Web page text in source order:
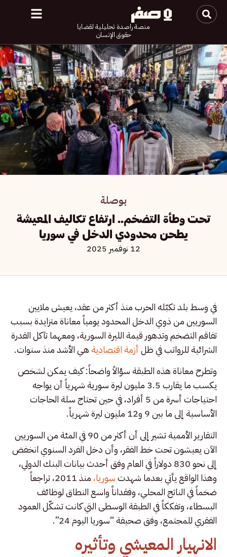
منصة راصدة تحليلية لقضايا
حقوق الإنسان
بوصلة
تحت وطأة التضخم.. ارتفاع تكاليف المعيشة
يطحن محدودي الدخل في سوريا
12 نوفمبر 2025
في وسط بلد تكبّله الحرب منذ أكثر من عقد، يعيش ملايين
السوريين من ذوي الدخل المحدود يومياً معاناة متزايدة بسبب
تفاقم التضخم وتدهور قيمة الليرة السورية، ومعهما تآكل القدرة
الشرائية للرواتب في ظلأزمة اقتصاديةهي الأشد منذ سنوات.
وتطرح معاناة هذه الطبقة سؤالاً واضحاً: كيف يمكن لشخص
يكسب ما يقارب 3.5 مليون ليرة سورية شهرياً أن يواجه
احتياجات أسرة من 5 أفراد، في حين تحتاج سلة الحاجات
الأساسية إلى ما بين 9 و12 مليون ليرة شهرياً.
التقارير الأممية تشير إلى أن أكثر من 90 في المئة من السوريين
الآن يعيشون تحت خط الفقر، وأن دخل الفرد السنوي انخفض
إلى نحو 830 دولاراً في العام وفق أحدث بيانات البنك الدولي،
وهذا الواقع يأتي بعدما شهدتسوريا،
منذ 2011، تراجعاً
ضخماً في الناتج المحلي، وفقداناً واسع النطاق لوظائف
البسطاء، وتفككاً في الطبقة الوسطى التي كانت تشكّل العمود
الفقري للمجتمع، وفق صحيفة “سوريا اليوم 24”.
الانهيار المعيشي وتأثيره